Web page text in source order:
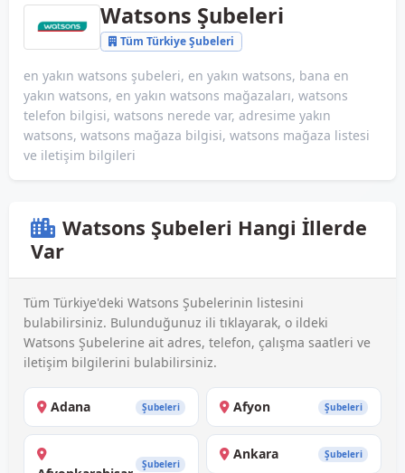
Watsons Şubeleri
Tüm Türkiye Şubeleri
en yakın watsons şubeleri, en yakın watsons, bana en
yakın watsons, en yakın watsons mağazaları, watsons
telefon bilgisi, watsons nerede var, adresime yakın
watsons, watsons mağaza bilgisi, watsons mağaza listesi
ve iletişim bilgileri
Watsons Şubeleri Hangi İllerde
Var
Tüm Türkiye'deki Watsons Şubelerinin listesini
bulabilirsiniz. Bulunduğunuz ili tıklayarak, o ildeki
Watsons Şubelerine ait adres, telefon, çalışma saatleri ve
iletişim bilgilerini bulabilirsiniz.
Adana Şubeleri Afyon Şubeleri
Şubeleri
Ankara Şubeleri